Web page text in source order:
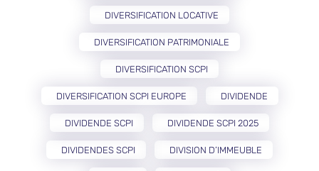
DIVERSIFICATION LOCATIVE
DIVERSIFICATION PATRIMONIALE
DIVERSIFICATION SCPI
DIVERSIFICATION SCPI EUROPE DIVIDENDE
DIVIDENDE SCPI DIVIDENDE SCPI 2025
DIVIDENDES SCPI DIVISION D’IMMEUBLE